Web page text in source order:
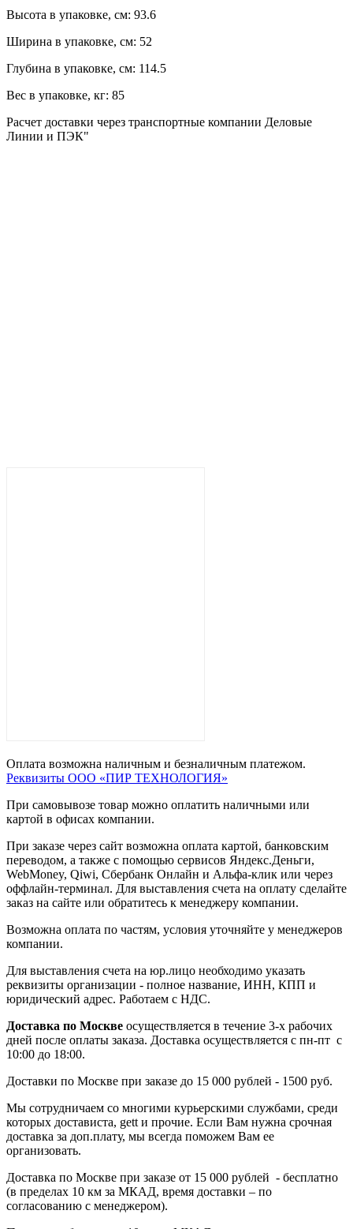
Высота в упаковке, см: 93.6
Ширина в упаковке, см: 52
Глубина в упаковке, см: 114.5
Вес в упаковке, кг: 85
Расчет доставки через транспортные компании Деловые
Линии и ПЭК"
Оплата возможна наличным и безналичным платежом.
Реквизиты ООО «ПИР ТЕХНОЛОГИЯ»
При самовывозе товар можно оплатить наличными или
картой в офисах компании.
При заказе через сайт возможна оплата картой, банковским
переводом, а также с помощью сервисов Яндекс.Деньги,
WebMoney, Qiwi, Сбербанк Онлайн и Альфа-клик или через
оффлайн-терминал. Для выставления счета на оплату сделайте
заказ на сайте или обратитесь к менеджеру компании.
Возможна оплата по частям, условия уточняйте у менеджеров
компании.
Для выставления счета на юр.лицо необходимо указать
реквизиты организации - полное название, ИНН, КПП и
юридический адрес. Работаем с НДС.
Доставка по Москве осуществляется в течение 3-х рабочих
дней после оплаты заказа. Доставка осуществляется с пн-пт с
10:00 до 18:00.
Доставки по Москве при заказе до 15 000 рублей - 1500 руб.
Мы сотрудничаем со многими курьерскими службами, среди
которых достависта, gett и прочие. Если Вам нужна срочная
доставка за доп.плату, мы всегда поможем Вам ее
организовать.
Доставка по Москве при заказе от 15 000 рублей - бесплатно
(в пределах 10 км за МКАД, время доставки – по
согласованию с менеджером).